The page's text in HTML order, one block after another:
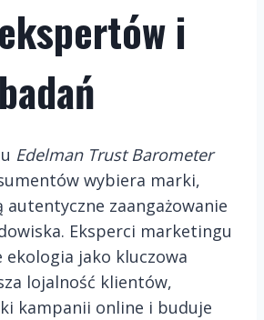
i
Edelman Trust Barometer
wybiera marki,
autentyczne zaangażowanie
Eksperci marketingu
ekologia jako kluczowa
lojalność klientów,
kampanii online i buduje